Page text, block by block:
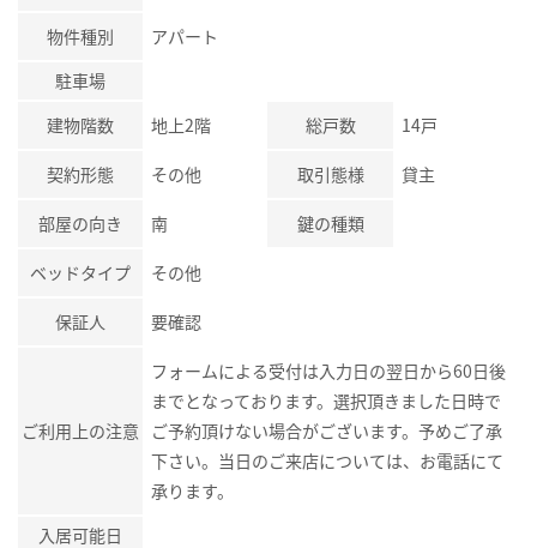
物件種別
アパート
駐車場
建物階数
地上2階 総戸数 14戸
契約形態 その他 取引態様 貸主
部屋の向き 南 鍵の種類
ベッドタイプ その他
保証人 要確認
ご利用上の注意
フォームによる受付は入力日の翌日から60日後
までとなっております。選択頂きました日時で
ご予約頂けない場合がございます。予めご了承
下さい。当日のご来店については、お電話にて
承ります。
入居可能日